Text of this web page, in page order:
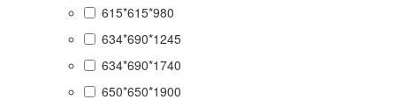
615*615*980
634*690*1245
634*690*1740
650*650*1900